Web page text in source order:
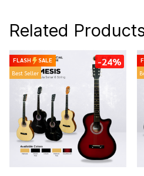
Related
FLASH
SALE
Best Seller
-24%